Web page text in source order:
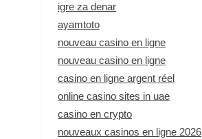
igre za denar
ayamtoto
nouveau casino en ligne
nouveau casino en ligne
casino en ligne argent réel
online casino sites in uae
casino en crypto
nouveaux casinos en ligne 2026